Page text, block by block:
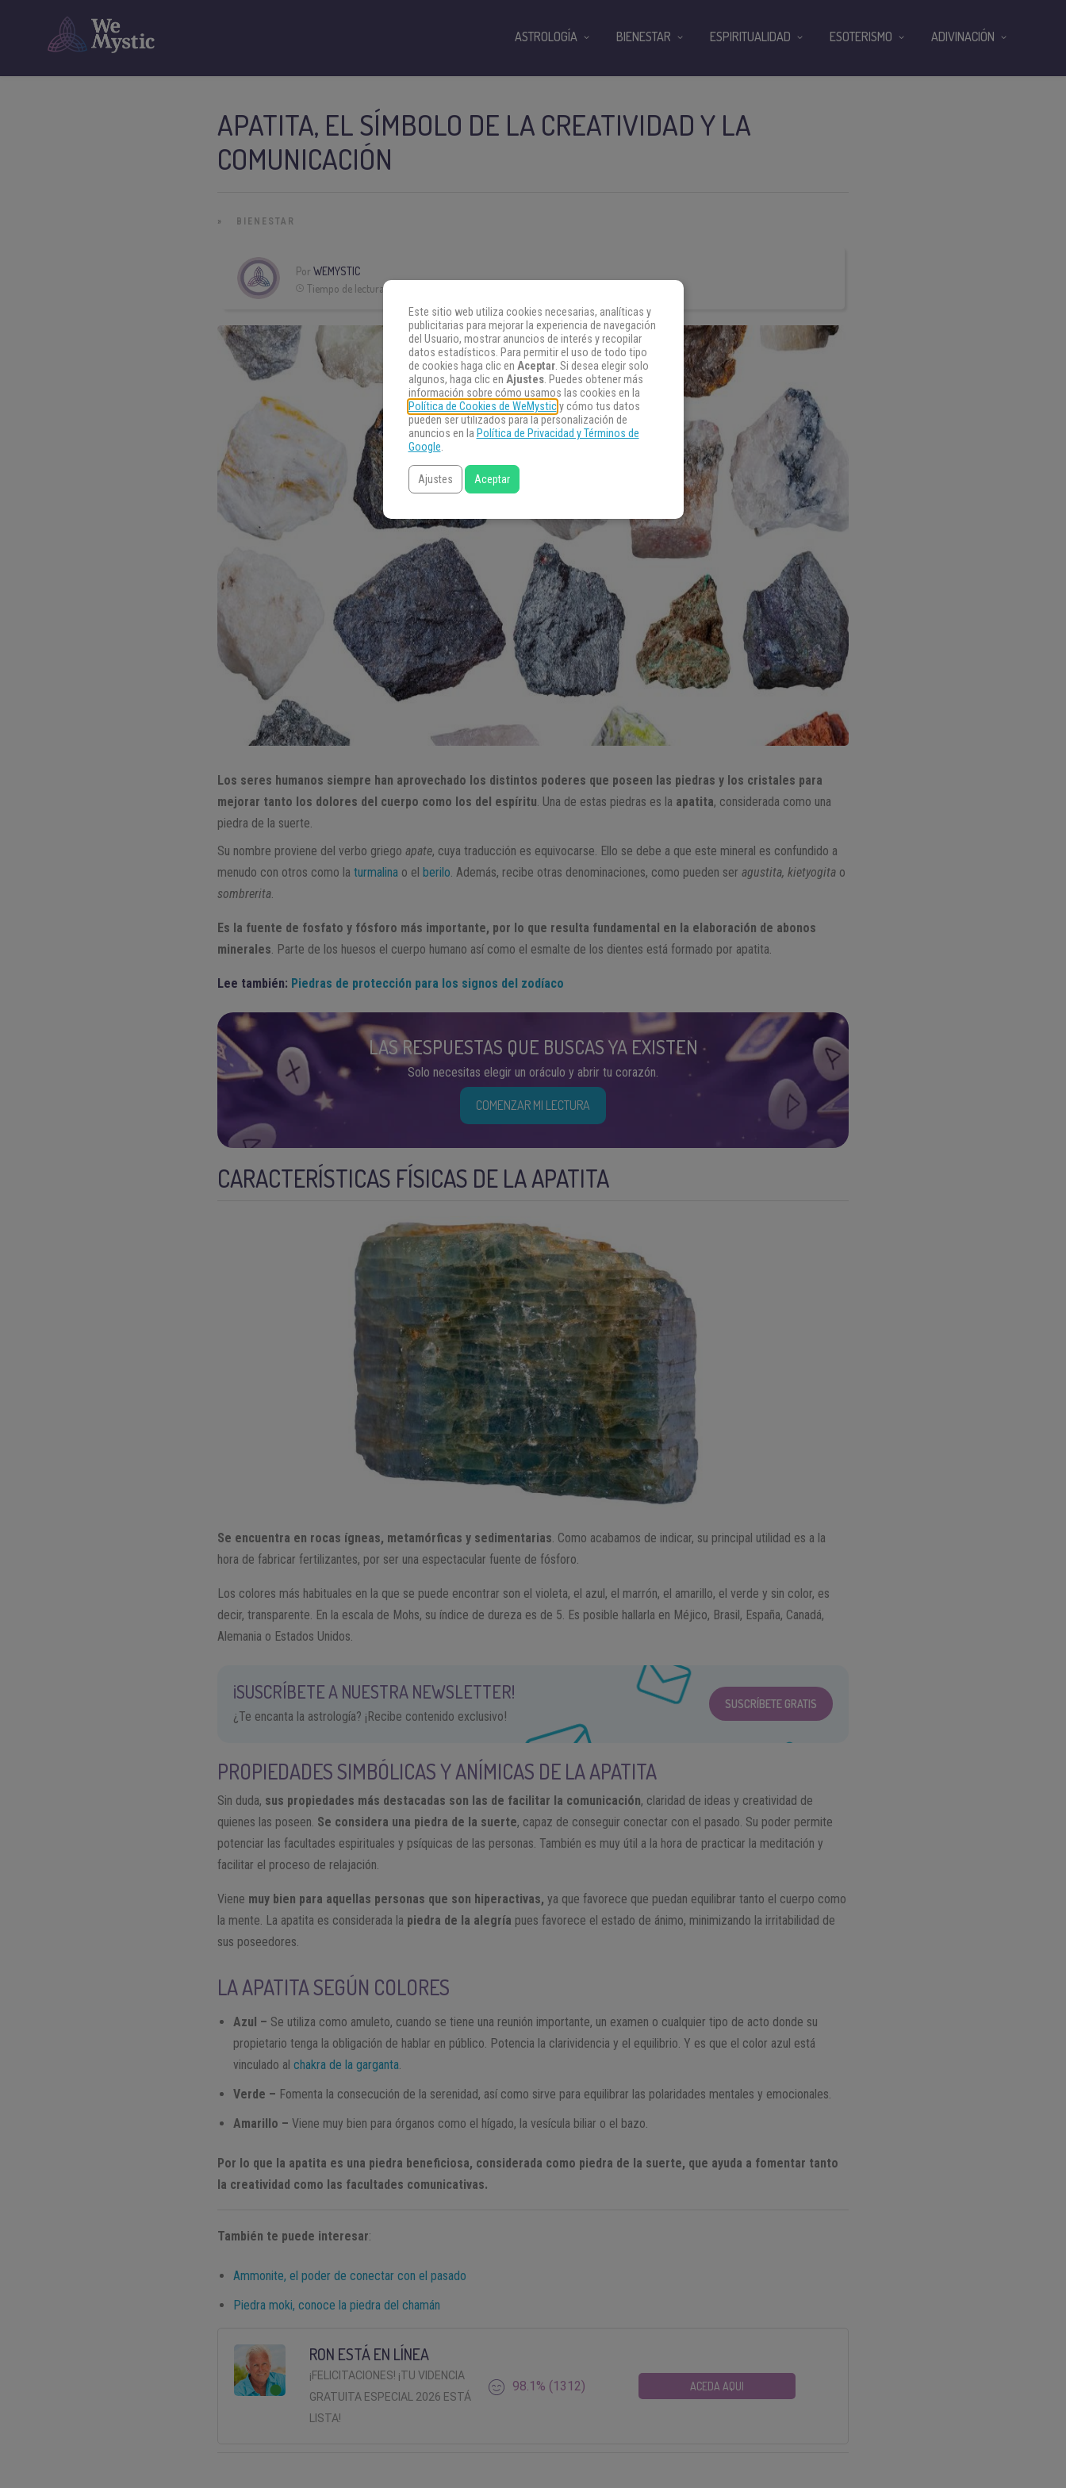
APATITA, EL SÍMBOLO DE LA CREATIVIDAD Y LA
COMUNICACIÓN
» BIENESTAR
Por WEMYSTIC
Tiempo de lectura:
Los seres humanos siempre han aprovechado los distintos poderes que poseen las piedras y los cristales para
mejorar tanto los dolores del cuerpo como los del espíritu. Una de estas piedras es la apatita, considerada como una
piedra de la suerte.
Su nombre proviene del verbo griegoapate, cuya traducción es equivocarse. Ello se debe a que este mineral es confundido a
menudo con otros como laturmalina o el berilo. Además, recibe otras denominaciones, como pueden seragustita, kietyogita o
sombrerita.
Es la fuente de fosfato y fósforo más importante, por lo que resulta fundamental en la elaboración de abonos
minerales. Parte de los huesos el cuerpo humano así como el esmalte de los dientes está formado por apatita.
Lee también: Piedras de protección para los signos del zodíaco
LAS RESPUESTAS QUE BUSCAS YA EXISTEN
Solo necesitas elegir un oráculo y abrir tu corazón.
COMENZAR MI LECTURA
CARACTERÍSTICAS FÍSICAS DE LA APATITA
Se encuentra en rocas ígneas, metamórficas y sedimentarias. Como acabamos de indicar, su principal utilidad es a la
hora de fabricar fertilizantes, por ser una espectacular fuente de fósforo.
Los colores más habituales en la que se puede encontrar son el violeta, el azul, el marrón, el amarillo, el verde y sin color, es
decir, transparente. En la escala de Mohs, su índice de dureza es de 5. Es posible hallarla en Méjico, Brasil, España, Canadá,
Alemania o Estados Unidos.
¡SUSCRÍBETE A NUESTRA NEWSLETTER!
¿Te encanta la astrología? ¡Recibe contenido exclusivo!
SUSCRÍBETE GRATIS
PROPIEDADES SIMBÓLICAS Y ANÍMICAS DE LA APATITA
Sin duda, sus propiedades más destacadas son las de facilitar la comunicación, claridad de ideas y creatividad de
quienes las poseen. Se considera una piedra de la suerte, capaz de conseguir conectar con el pasado. Su poder permite
potenciar las facultades espirituales y psíquicas de las personas. También es muy útil a la hora de practicar la meditación y
facilitar el proceso de relajación.
Viene muy bien para aquellas personas que son hiperactivas, ya que favorece que puedan equilibrar tanto el cuerpo como
la mente. La apatita es considerada la piedra de la alegría pues favorece el estado de ánimo, minimizando la irritabilidad de
sus poseedores.
LA APATITA SEGÚN COLORES
Azul – Se utiliza como amuleto, cuando se tiene una reunión importante, un examen o cualquier tipo de acto donde su
propietario tenga la obligación de hablar en público. Potencia la clarividencia y el equilibrio. Y es que el color azul está
vinculado alchakra de la garganta.
Verde – Fomenta la consecución de la serenidad, así como sirve para equilibrar las polaridades mentales y emocionales.
Amarillo – Viene muy bien para órganos como el hígado, la vesícula biliar o el bazo.
Por lo que la apatita es una piedra beneficiosa, considerada como piedra de la suerte, que ayuda a fomentar tanto
la creatividad como las facultades comunicativas.
También te puede interesar:
Ammonite, el poder de conectar con el pasado
Piedra moki, conoce la piedra del chamán
RON ESTÁ EN LÍNEA
¡FELICITACIONES! ¡TU VIDENCIA
GRATUITA ESPECIAL 2026 ESTÁ
LISTA!
98.1% (1312) ACEDA AQUI
ASTROLOGÍA BIENESTAR ESPIRITUALIDAD ESOTERISMO ADIVINACIÓN
Este sitio web utiliza cookies necesarias, analíticas y
publicitarias para mejorar la experiencia de navegación
del Usuario, mostrar anuncios de interés y recopilar
datos estadísticos. Para permitir el uso de todo tipo
de cookies haga clic en Aceptar. Si desea elegir solo
algunos, haga clic en Ajustes. Puedes obtener más
información sobre cómo usamos las cookies en la
Política de Cookies de WeMysticy cómo tus datos
pueden ser utilizados para la personalización de
anuncios en la Política de Privacidad y Términos de
Google.
Ajustes Aceptar